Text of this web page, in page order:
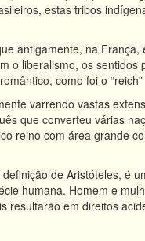
estas tribos
antigamente, na
o liberalismo, os
como foi o
varrendo vastas
que converteu várias
reino com área grande
de Aristóteles, é
humana. Homem e
resultarão em direitos